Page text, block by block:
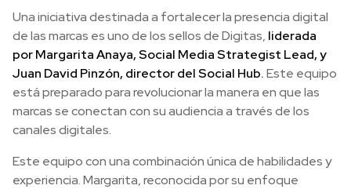
Una iniciativa destinada a fortalecer la presencia digital
de las marcas es uno de los sellos de Digitas, liderada
por Margarita Anaya, Social Media Strategist Lead, y
Juan David Pinzón, director del Social Hub.Este equipo
está preparado para revolucionar la manera en que las
marcas se conectan con su audiencia a través de los
canales digitales.
Este equipo con una combinación única de habilidades y
experiencia. Margarita, reconocida por su enfoque